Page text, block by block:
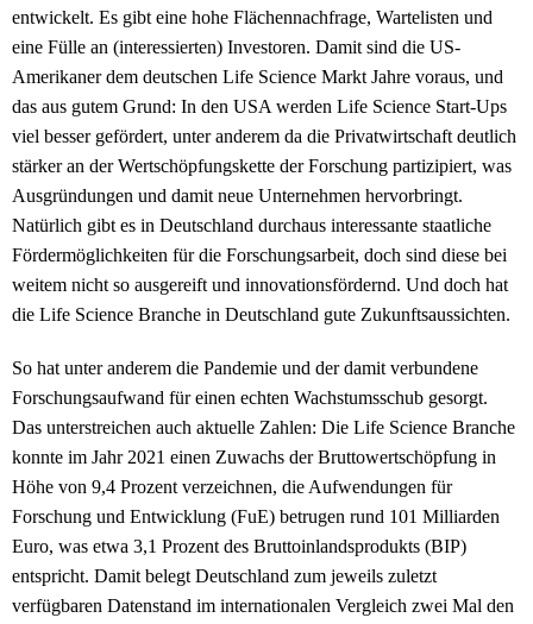
entwickelt. Es gibt eine hohe Flächennachfrage, Wartelisten und
eine Fülle an (interessierten) Investoren. Damit sind die US-
Amerikaner dem deutschen Life Science Markt Jahre voraus, und
das aus gutem Grund: In den USA werden Life Science Start-Ups
viel besser gefördert, unter anderem da die Privatwirtschaft deutlich
stärker an der Wertschöpfungskette der Forschung partizipiert, was
Ausgründungen und damit neue Unternehmen hervorbringt.
Natürlich gibt es in Deutschland durchaus interessante staatliche
Fördermöglichkeiten für die Forschungsarbeit, doch sind diese bei
weitem nicht so ausgereift und innovationsfördernd. Und doch hat
die Life Science Branche in Deutschland gute Zukunftsaussichten.
So hat unter anderem die Pandemie und der damit verbundene
Forschungsaufwand für einen echten Wachstumsschub gesorgt.
Das unterstreichen auch aktuelle Zahlen: Die Life Science Branche
konnte im Jahr 2021 einen Zuwachs der Bruttowertschöpfung in
Höhe von 9,4 Prozent verzeichnen, die Aufwendungen für
Forschung und Entwicklung (FuE) betrugen rund 101 Milliarden
Euro, was etwa 3,1 Prozent des Bruttoinlandsprodukts (BIP)
entspricht. Damit belegt Deutschland zum jeweils zuletzt
verfügbaren Datenstand im internationalen Vergleich zwei Mal den